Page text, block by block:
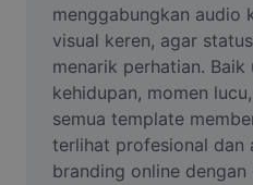
Video
Hapus latar belakang
Tingkatkan kualitas
menggabungkan audio
visual keren, agar
menarik perhatian.
kehidupan, momen
semua template
terlihat profesional dan
branding online dengan